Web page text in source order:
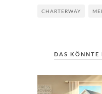
CHARTERWAY
DAS KÖNNTE